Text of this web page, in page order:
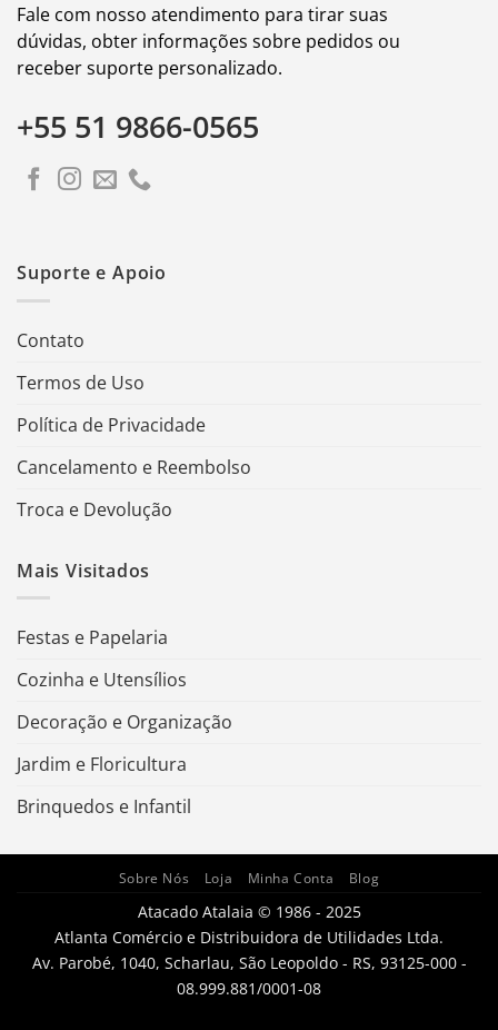
Fale com nosso atendimento para tirar suas
dúvidas, obter informações sobre pedidos ou
receber suporte personalizado.
+55 51 9866-0565
Suporte e Apoio
Contato
Termos de Uso
Política de Privacidade
Cancelamento e Reembolso
Troca e Devolução
Mais Visitados
Festas e Papelaria
Cozinha e Utensílios
Decoração e Organização
Jardim e Floricultura
Brinquedos e Infantil
Sobre Nós Loja Minha Conta Blog
Atacado Atalaia © 1986 - 2025
Atlanta Comércio e Distribuidora de Utilidades Ltda.
Av. Parobé, 1040, Scharlau, São Leopoldo - RS, 93125-000 -
08.999.881/0001-08